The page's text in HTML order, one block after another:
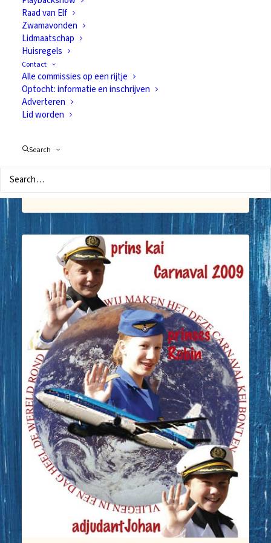
Raad van Elf
Zwamavonden
Lidmaatschap
Huisregels
Contact
Alle commissies op een rijtje
Optocht: informatie en inschrijven
Adverteren
Lid worden
Searchnieuwe prins